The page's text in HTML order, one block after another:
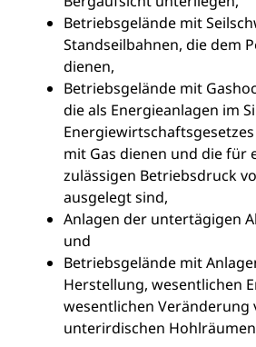
Betriebsgelände mit
Standseilbahnen, die dem
dienen,
Betriebsgelände mit
die als Energieanlagen im
mit Gas dienen und die für
zulässigen Betriebsdruck
ausgelegt sind,
Anlagen der untertägigen
und
Betriebsgelände mit
Herstellung, wesentlichen
wesentlichen Veränderung
unterirdischen